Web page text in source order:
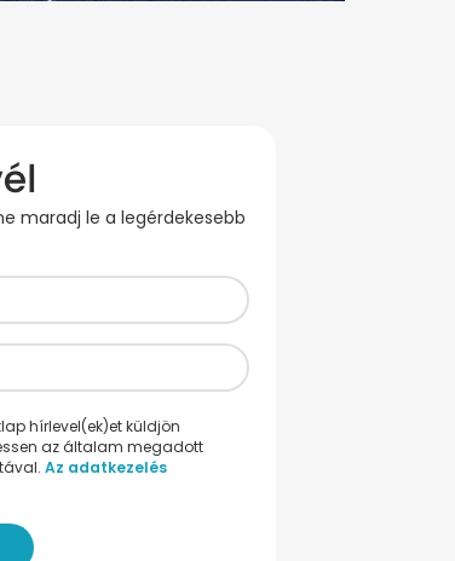
maradj le a legérdekesebb
hírlevel(ek)et küldjön
az általam megadott
Az adatkezelés